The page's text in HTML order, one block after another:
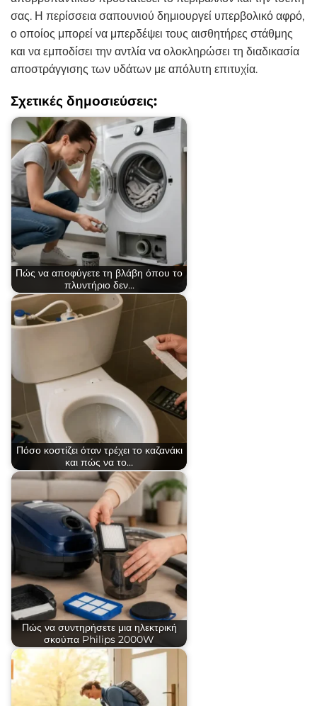
σας. Η περίσσεια σαπουνιού δημιουργεί υπερβολικό αφρό,
ο οποίος μπορεί να μπερδέψει τους αισθητήρες στάθμης
και να εμποδίσει την αντλία να ολοκληρώσει τη διαδικασία
αποστράγγισης των υδάτων με απόλυτη επιτυχία.
Σχετικές δημοσιεύσεις:
Πώς να αποφύγετε τη βλάβη όπου το
πλυντήριο δεν…
Πόσο κοστίζει όταν τρέχει το καζανάκι
και πώς να το…
Πώς να συντηρήσετε μια ηλεκτρική
σκούπα Philips 2000W